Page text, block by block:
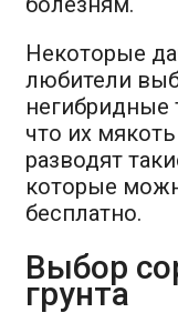
Некоторые
любители
негибридные
что их
разводят
которые
бесплатно.
Выбор
грунта